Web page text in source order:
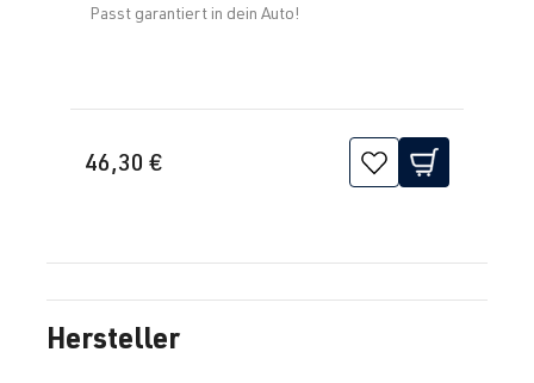
Passt garantiert in dein Auto!
46,30 €
Hersteller